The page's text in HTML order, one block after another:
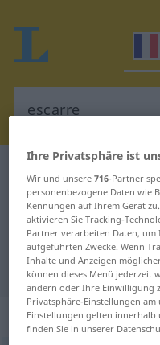
Französisch-
für "escarre"
"escarre"
„escarre“:
Ihre Privatsphäre ist
Wir und unsere716-Partner
personenbezogene Daten wie
Kennungen auf Ihrem Gerät
aktivieren Sie Tracking-
Partner verarbeiten Daten, um
aufgeführten Zwecke. Wenn
Inhalte und Anzeigen
können dieses Menü jederzeit
ändern oder Ihre Einwilligung
Privatsphäre-Einstellungen
Einstellungen gelten innerhalb
finden Sie in unserer